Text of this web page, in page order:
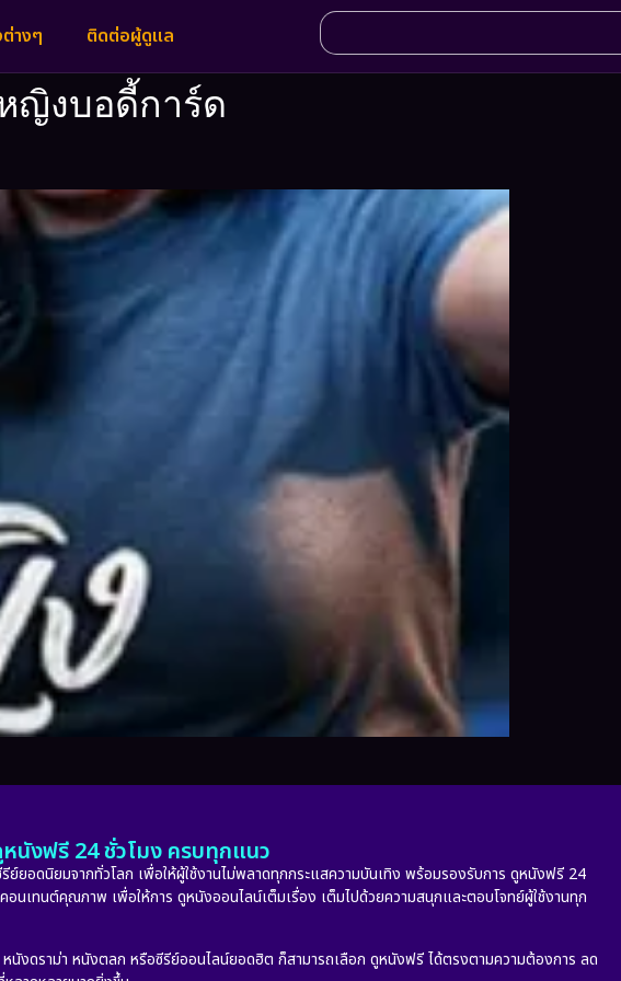
างๆ ติดต่อผู้ดูแล
ญิงบอดี้การ์ด
นังฟรี 24 ชั่วโมง ครบทุกแนว
อดนิยมจากทั่วโลก เพื่อให้ผู้ใช้งานไม่พลาดทุกกระแสความบันเทิง พร้อมรองรับการ ดูหนังฟรี 24
นเทนต์คุณภาพ เพื่อให้การ ดูหนังออนไลน์เต็มเรื่อง เต็มไปด้วยความสนุกและตอบโจทย์ผู้ใช้งานทุก
นังดราม่า หนังตลก หรือซีรีย์ออนไลน์ยอดฮิต ก็สามารถเลือก ดูหนังฟรี ได้ตรงตามความต้องการ ลด